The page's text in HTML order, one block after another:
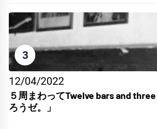
3
12/04/2022
５周まわってTwelve bars and
ろうゼ。」